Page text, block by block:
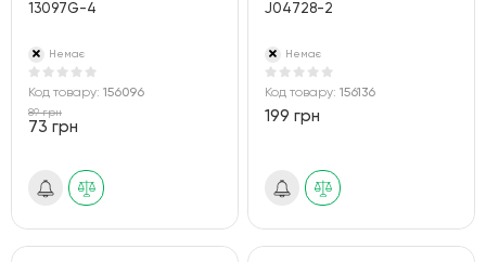
13097G-4
Немає
Код товару: 156096
89 грн
73 грн
J04728-2
Немає
Код товару:156136
199 грн